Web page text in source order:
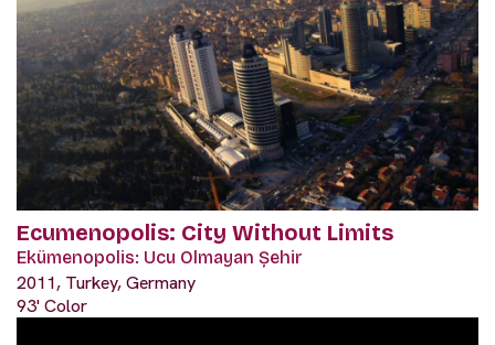
Ecumenopolis: City Without Limits
Ekümenopolis: Ucu Olmayan Șehir
2011, Turkey, Germany
93' Color